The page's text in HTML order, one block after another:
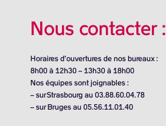
Nous contacter :
Horaires d’ouvertures de nos bureaux :
8h00 à 12h30 – 13h30 à 18h00
Nos équipes sont joignables :
– sur Strasbourg au 03.88.60.04.78
– sur Bruges au 05.56.11.01.40